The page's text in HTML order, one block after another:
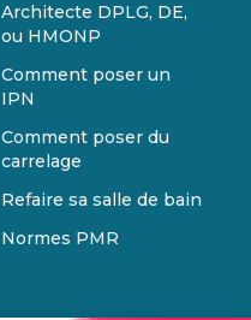
Architecte DPLG, DE,
ou HMONP
Comment poser un
IPN
Comment poser du
carrelage
Refaire sa salle de bain
Normes PMR